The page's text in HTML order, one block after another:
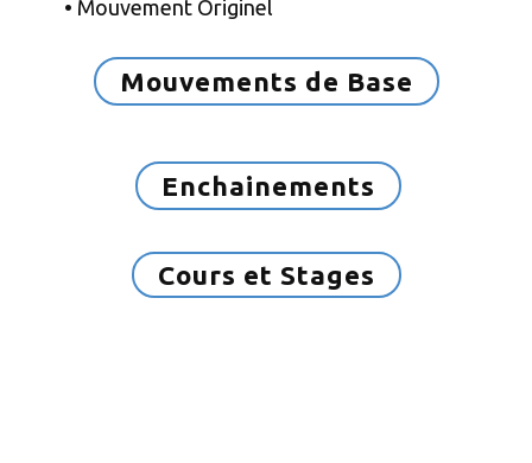
• Mouvement Originel
Mouvements de Base
Enchainements
Cours et Stages